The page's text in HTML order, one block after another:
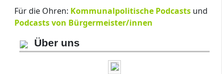
Für die Ohren: Kommunalpolitische Podcasts und
Podcasts von Bürgermeister/innen
Über uns